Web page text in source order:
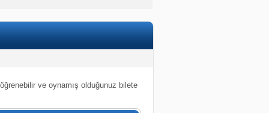
ve oynamış olduğunuz bilete